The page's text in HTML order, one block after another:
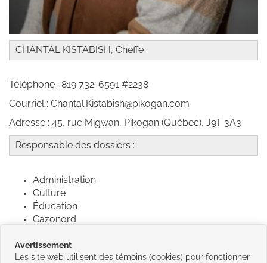
CHANTAL KISTABISH, Cheffe
Téléphone : 819 732-6591 #2238
Courriel : Chantal.Kistabish@pikogan.com
Adresse : 45, rue Migwan, Pikogan (Québec), J9T 3A3
Responsable des dossiers :
Administration
Culture
Éducation
Gazonord
Relation nation Crie
Avertissement
Les site web utilisent des témoins (cookies) pour fonctionner